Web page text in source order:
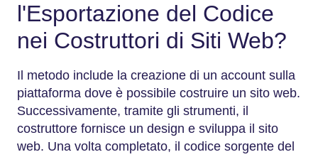
l'Esportazione del Codice
nei Costruttori di Siti Web?
Il metodo include la creazione di un account sulla
piattaforma dove è possibile costruire un sito web.
Successivamente, tramite gli strumenti, il
costruttore fornisce un design e sviluppa il sito
web. Una volta completato, il codice sorgente del